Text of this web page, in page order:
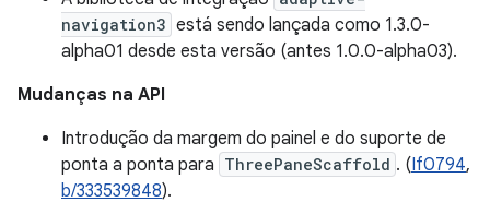
navigation3 está sendo lançada como 1.3.0-
alpha01 desde esta versão (antes 1.0.0-alpha03).
Mudanças na API
Introdução da margem do painel e do suporte de
ponta a ponta para ThreePaneScaffold . (If0794,
b/333539848).